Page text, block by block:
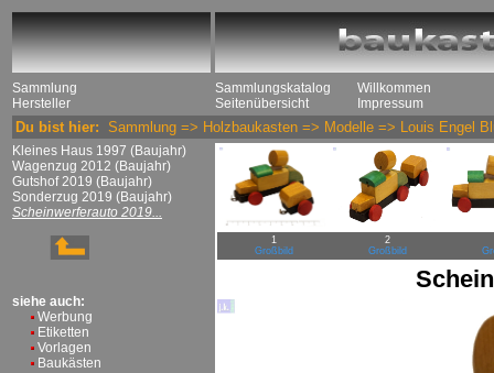
Sammlung
Hersteller
Sammlungskatalog
Seitenübersicht
Willkommen
Impressum
Du bist hier: Sammlung => Holzbaukasten => Modelle => Louis Engel
Kleines Haus 1997 (Baujahr)
Wagenzug 2012 (Baujahr)
Gutshof 2019 (Baujahr)
Sonderzug 2019 (Baujahr)
Scheinwerferauto 2019...
siehe auch:
Werbung
Etiketten
Vorlagen
Baukästen
1
Großbild
2
Großbild